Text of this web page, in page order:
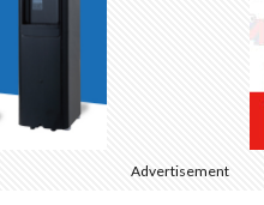
Advertisement